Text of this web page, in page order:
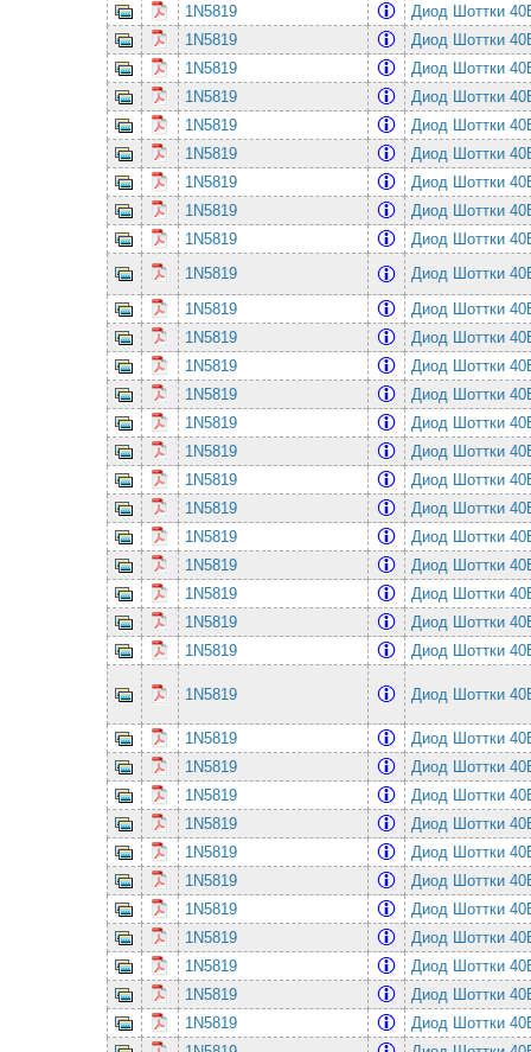
1N5819
Диод Шоттки
1N5819
Диод Шоттки
1N5819
Диод Шоттки
1N5819
Диод Шоттки
1N5819
Диод Шоттки
1N5819
Диод Шоттки
1N5819
Диод Шоттки
1N5819
Диод Шоттки
1N5819
Диод Шоттки
1N5819
Диод Шоттки
1N5819
Диод Шоттки
1N5819
Диод Шоттки
1N5819
Диод Шоттки
1N5819
Диод Шоттки
1N5819
Диод Шоттки
1N5819
Диод Шоттки
1N5819
Диод Шоттки
1N5819
Диод Шоттки
1N5819
Диод Шоттки
1N5819
Диод Шоттки
1N5819
Диод Шоттки
1N5819
Диод Шоттки
1N5819
Диод Шоттки
1N5819 Диод Шоттки
1N5819
Диод Шоттки
1N5819
Диод Шоттки
1N5819
Диод Шоттки
1N5819
Диод Шоттки
1N5819
Диод Шоттки
1N5819
Диод Шоттки
1N5819
Диод Шоттки
1N5819
Диод Шоттки
1N5819
Диод Шоттки
1N5819
Диод Шоттки
1N5819
Диод Шоттки